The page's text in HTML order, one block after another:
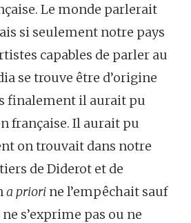
Le monde parlerait
si seulement notre pays
capables de parler au
se trouve être d’origine
finalement il aurait pu
française. Il aurait pu
on trouvait dans notre
de Diderot et de
a priori ne l’empêchait sauf
s’exprime pas ou ne